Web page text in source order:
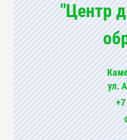
"Центр
ул.